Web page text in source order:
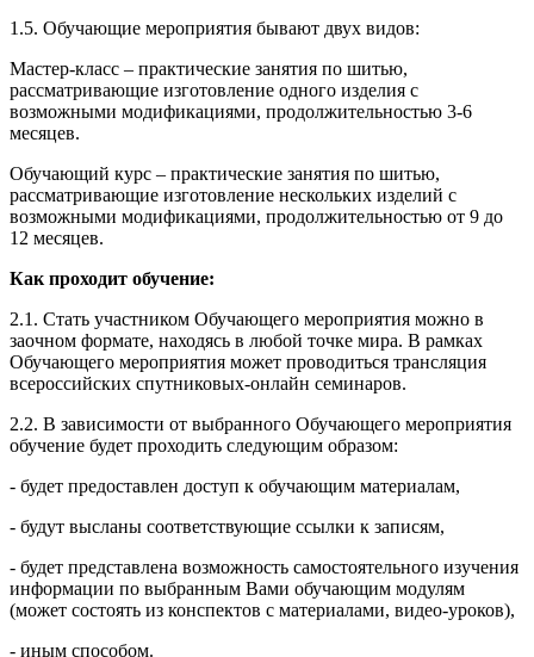
1.5. Обучающие мероприятия бывают двух видов:
Мастер-класс – практические занятия по шитью,
рассматривающие изготовление одного изделия с
возможными модификациями, продолжительностью 3-6
месяцев.
Обучающий курс – практические занятия по шитью,
рассматривающие изготовление нескольких изделий с
возможными модификациями, продолжительностью от 9 до
12 месяцев.
Как проходит обучение:
2.1. Стать участником Обучающего мероприятия можно в
заочном формате, находясь в любой точке мира. В рамках
Обучающего мероприятия может проводиться трансляция
всероссийских спутниковых-онлайн семинаров.
2.2. В зависимости от выбранного Обучающего мероприятия
обучение будет проходить следующим образом:
- будет предоставлен доступ к обучающим материалам,
- будут высланы соответствующие ссылки к записям,
- будет представлена возможность самостоятельного изучения
информации по выбранным Вами обучающим модулям
(может состоять из конспектов с материалами, видео-уроков),
- иным способом.